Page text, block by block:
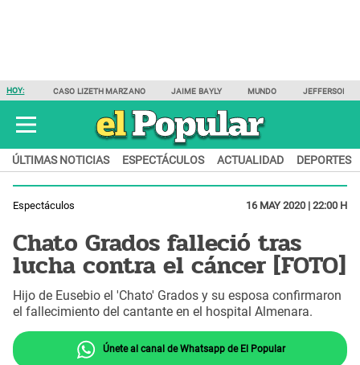
HOY: CASO LIZETH MARZANO JAIME BAYLY MUNDO JEFFERSON
ÚLTIMAS NOTICIAS ESPECTÁCULOS ACTUALIDAD DEPORTES
Espectáculos 16 MAY 2020 | 22:00 H
Chato Grados falleció tras
lucha contra el cáncer [FOTO]
Hijo de Eusebio el 'Chato' Grados y su esposa confirmaron
el fallecimiento del cantante en el hospital Almenara.
Únete al canal de Whatsapp de El Popular